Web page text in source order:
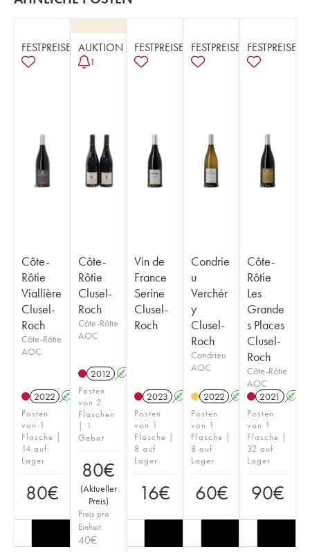
FESTPREISE
Côte-
Rôtie
Viallière
Clusel-
Roch
Côte-Rôtie
AOC
2022 A
Posten
von 1
Flasche |
14 auf
Lager
80€
AUKTION
1
Côte-
Rôtie
Clusel-
Roch
Côte-Rôtie
AOC
2012 A
Posten
von 2
Flaschen
| 1
Gebot
80€
(Aktueller
Preis)
Preis pro
Einheit
40€
FESTPREISE
Vin de
France
Serine
Clusel-
Roch
2023 A
Posten
von 1
Flasche |
8 auf
Lager
16€
FESTPREISE
Condrie
u
Verchér
y
Clusel-
Roch
Condrieu
AOC
2022 A
Posten
von 1
Flasche |
8 auf
Lager
60€
FESTPREISE
Côte-
Rôtie
Les
Grande
s Places
Clusel-
Roch
Côte-Rôtie
AOC
2021
A
Posten
von 1
Flasche |
32 auf
Lager
90€